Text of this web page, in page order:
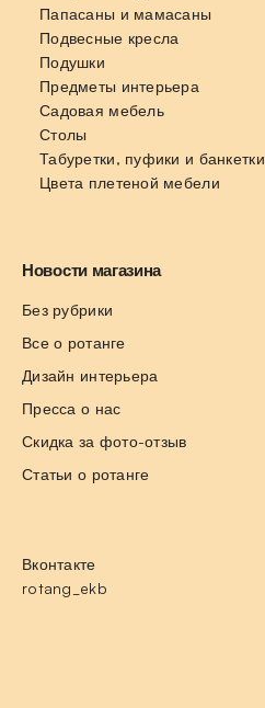
Папасаны и мамасаны
Подвесные кресла
Подушки
Предметы интерьера
Садовая мебель
Столы
Табуретки, пуфики и банкетки
Цвета плетеной мебели
Новости магазина
Без рубрики
Все о ротанге
Дизайн интерьера
Пресса о нас
Скидка за фото-отзыв
Статьи о ротанге
Вконтакте
rotang_ekb